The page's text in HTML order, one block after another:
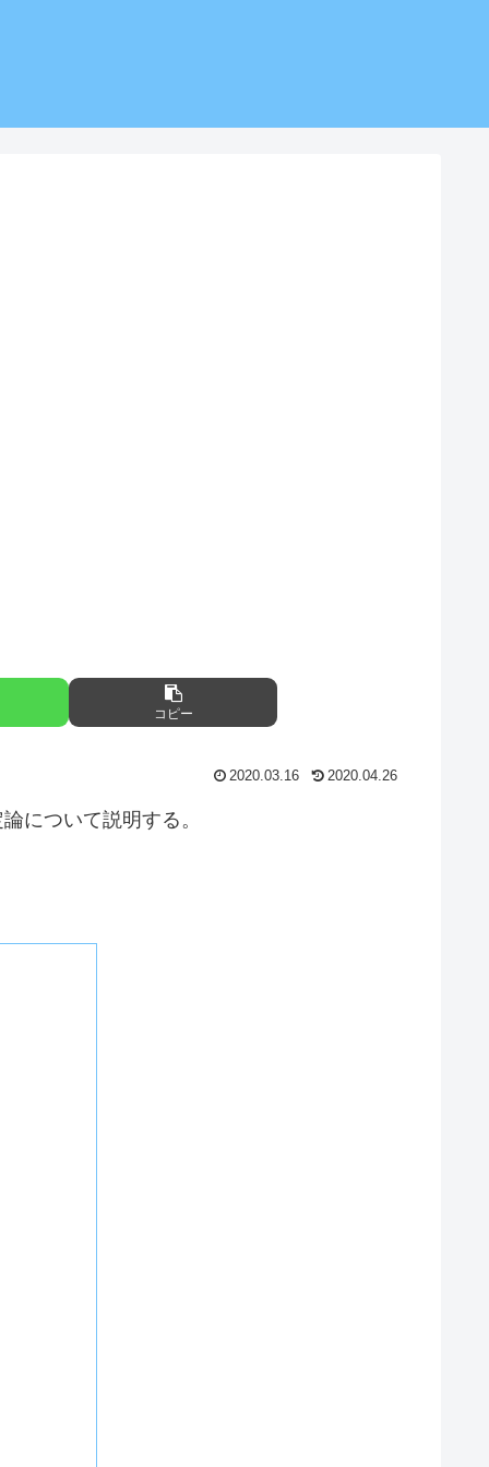
コピー
2020.03.16 2020.04.26
について説明する。